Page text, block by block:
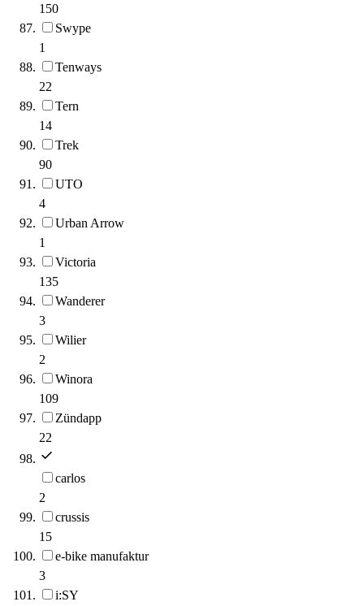
150
Swype
1
Tenways
22
Tern
14
Trek
90
UTO
4
Urban Arrow
1
Victoria
135
Wanderer
3
Wilier
2
Winora
109
Zündapp
22
carlos
2
crussis
15
e-bike manufaktur
3
i:SY